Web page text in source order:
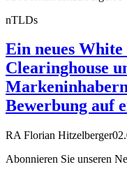
nTLDs
Ein neues
Clearinghouse
Bewerbung auf
RA Florian Hitzelberger
Abonnieren Sie unseren